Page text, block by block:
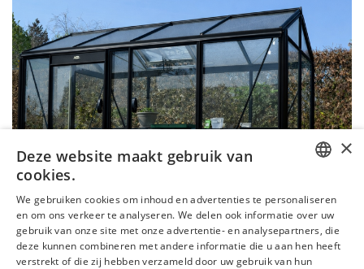
GERMAN
FRENCH
×
Deze website maakt gebruik van
cookies.
We gebruiken cookies om inhoud en advertenties te personaliseren
en om ons verkeer te analyseren. We delen ook informatie over uw
gebruik van onze site met onze advertentie- en analysepartners, die
deze kunnen combineren met andere informatie die u aan hen heeft
verstrekt of die zij hebben verzameld door uw gebruik van hun